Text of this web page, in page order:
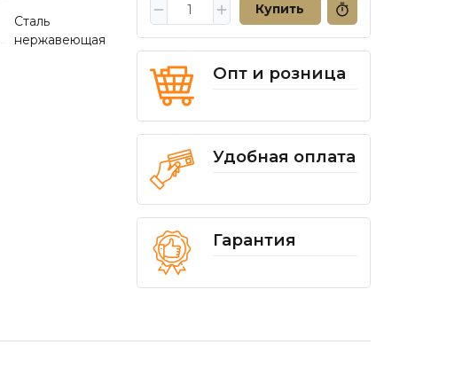
Купить
Опт и розница
Удобная оплата
Гарантия
Сталь
нержавеющая